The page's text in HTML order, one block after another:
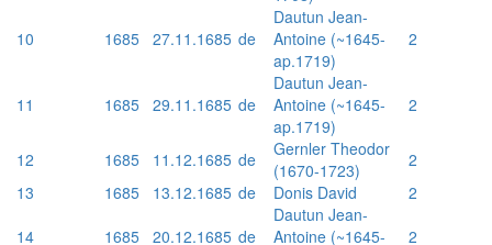
10 1685 27.11.1685 de
Dautun Jean-
Antoine (~1645-
ap.1719)
2
11 1685 29.11.1685 de
Dautun Jean-
Antoine (~1645-
ap.1719)
2
12 1685 11.12.1685 de
Gernler Theodor
(1670-1723)
2
13
1685 13.12.1685 de Donis David
2
14
1685 20.12.1685 de
Dautun Jean-
Antoine (~1645-
2